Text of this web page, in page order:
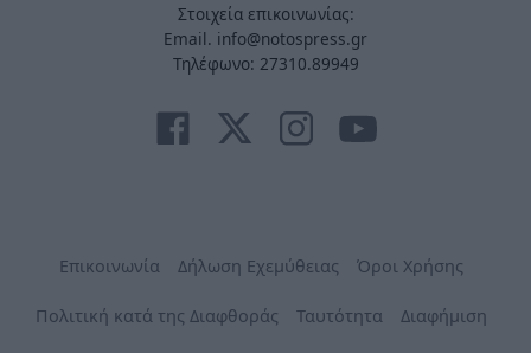
Στοιχεία επικοινωνίας:
Email. info@notospress.gr
Τηλέφωνο: 27310.89949
Επικοινωνία Δήλωση Εχεμύθειας Όροι Χρήσης
Πολιτική κατά της Διαφθοράς Ταυτότητα Διαφήμιση